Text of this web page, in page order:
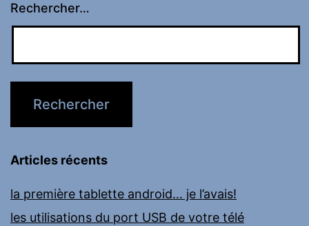
Rechercher…
Articles récents
la première tablette android… je l’avais!
les utilisations du port USB de votre télé